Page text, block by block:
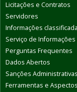
Licitações e Contratos
Servidores
Informações
Serviço de Informações
Perguntas Frequentes
Dados Abertos
Sanções Administrativas
Ferramentas e